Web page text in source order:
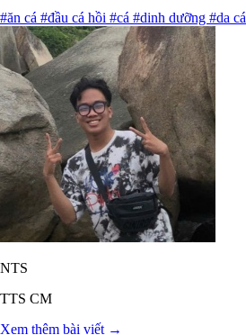
#ăn cá #đầu cá hồi #cá #dinh dưỡng #da cá
NTS
TTS CM
Xem thêm bài viết →